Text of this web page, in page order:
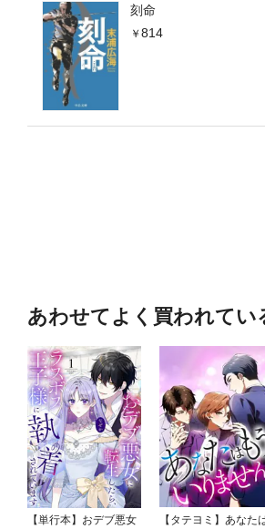
刻命
814
あわせてよく買われてい
【単行本】おデブ悪女
【タテヨミ】あなた